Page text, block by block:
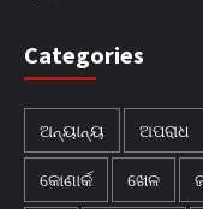
Categories
ଅନ୍ୟାନ୍ୟ ଅପରାଧ
କୋଣାର୍କ ଖେଳ